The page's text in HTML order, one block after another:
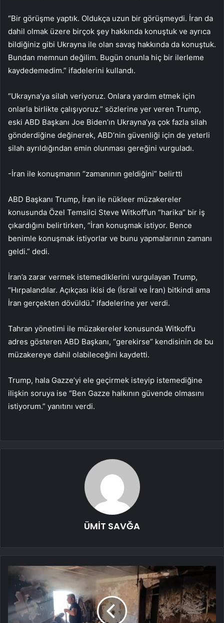
“Bir görüşme yaptık. Oldukça uzun bir görüşmeydi. İran da
dahil olmak üzere birçok şey hakkında konuştuk ve ayrıca
bildiğiniz gibi Ukrayna ile olan savaş hakkında da konuştuk.
Bundan memnun değilim. Bugün onunla hiç bir ilerleme
kaydedemedim.” ifadelerini kullandı.
“Ukrayna’ya silah veriyoruz. Onlara yardım etmek için
onlarla birlikte çalışıyoruz.” sözlerine yer veren Trump,
eski ABD Başkanı Joe Biden’ın Ukrayna’ya çok fazla silah
gönderdiğine değinerek, ABD’nin güvenliği için de yeterli
silah ayrıldığından emin olunması gereğini vurguladı.
-İran ile konuşmanın “zamanının geldiğini” belirtti
ABD Başkanı Trump, İran ile nükleer müzakereler
konusunda Özel Temsilci Steve Witkoff’un “harika” bir iş
çıkardığını belirtirken, “İran konuşmak istiyor. Bence
benimle konuşmak istiyorlar ve bunu yapmalarının zamanı
geldi.” dedi.
İran’a zarar vermek istemediklerini vurgulayan Trump,
“Hırpalandılar. Açıkçası ikisi de (İsrail ve İran) bitkindi ama
İran gerçekten dövüldü.” ifadelerine yer verdi.
Tahran yönetimi ile müzakereler konusunda Witkoff’u
adres gösteren ABD Başkanı, “gerekirse” kendisinin de bu
müzakereye dahil olabileceğini kaydetti.
Trump, hala Gazze’yi ele geçirmek isteyip istemediğine
ilişkin soruya ise “Ben Gazze halkının güvende olmasını
istiyorum.” yanıtını verdi.
ÜMİT SAVĞA